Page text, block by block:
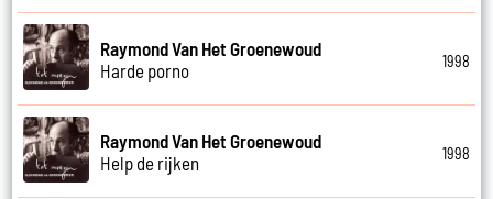
Raymond Van Het Groenewoud
Harde porno
1998
Raymond Van Het Groenewoud
Help de rijken
1998